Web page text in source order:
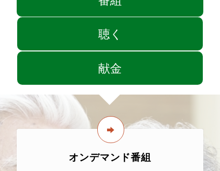
聴く
献金
オンデマンド番組